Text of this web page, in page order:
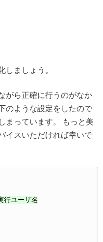
しましょう。
がら正確に行うのがなか
のような設定をしたので
まっています。 もっと美
イスいただければ幸いで